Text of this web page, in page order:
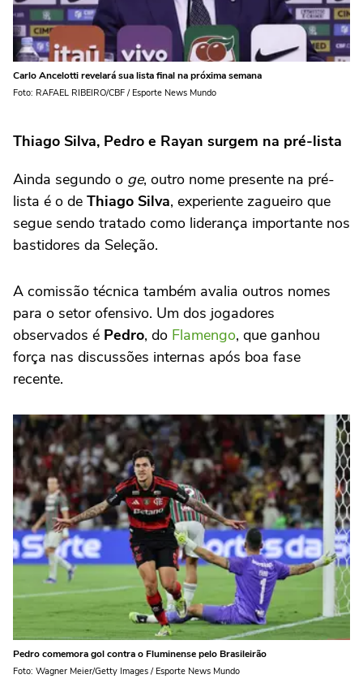
Carlo Ancelotti revelará sua lista final na próxima semana
Foto: RAFAEL RIBEIRO/CBF / Esporte News Mundo
Thiago Silva, Pedro e Rayan surgem na pré-lista
Ainda segundo o ge, outro nome presente na pré-
lista é o de Thiago Silva, experiente zagueiro que
segue sendo tratado como liderança importante nos
bastidores da Seleção.
A comissão técnica também avalia outros nomes
para o setor ofensivo. Um dos jogadores
observados é Pedro, do Flamengo, que ganhou
força nas discussões internas após boa fase
recente.
Pedro comemora gol contra o Fluminense pelo Brasileirão
Foto: Wagner Meier/Getty Images / Esporte News Mundo